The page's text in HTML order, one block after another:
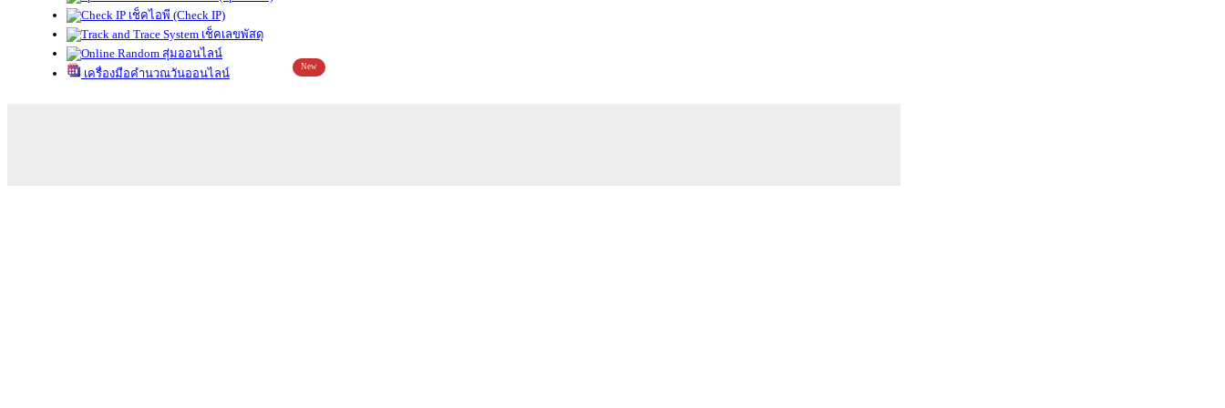
เช็คไอพี (Check IP)
เช็คเลขพัสดุ
สุ่มออนไลน์
เครื่องมือคำนวณวันออนไลน์
New